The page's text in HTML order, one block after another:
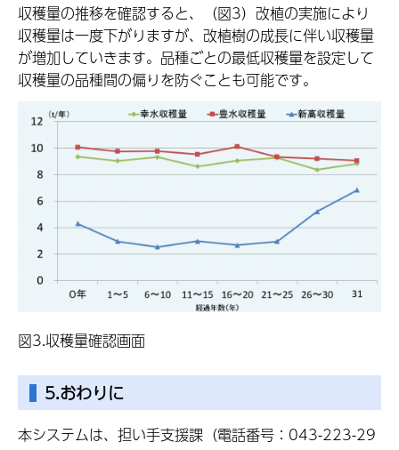
収穫量の推移を確認すると、（図3）改植の実施により
収穫量は一度下がりますが、改植樹の成長に伴い収穫量
が増加していきます。品種ごとの最低収穫量を設定して
収穫量の品種間の偏りを防ぐことも可能です。
図3.収穫量確認画面
5.おわりに
本システムは、担い手支援課（電話番号：043-223-29